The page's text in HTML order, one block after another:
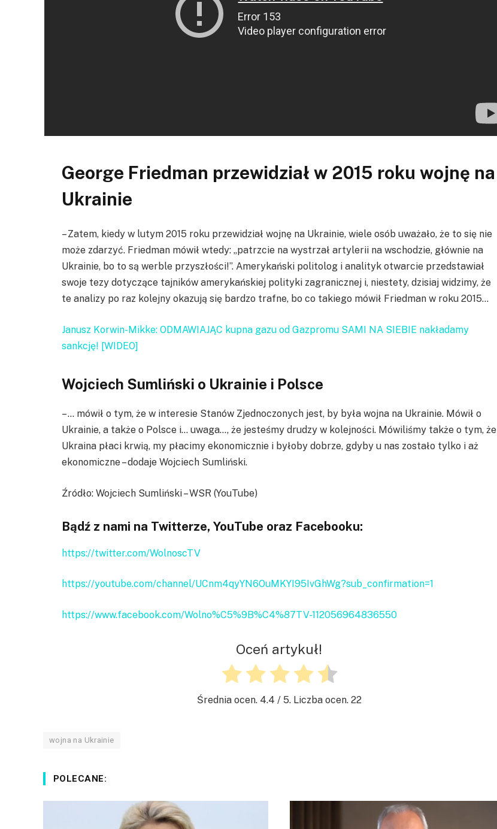
George Friedman przewidział w 2015 roku wojnę na
Ukrainie
– Zatem, kiedy w lutym 2015 roku przewidział wojnę na Ukrainie, wiele osób uważało, że to się nie
może zdarzyć. Friedman mówił wtedy: „patrzcie na wystrzał artylerii na wschodzie, głównie na
Ukrainie, bo to są werble przyszłości!”. Amerykański politolog i analityk otwarcie przedstawiał
swoje tezy dotyczące tajników amerykańskiej polityki zagranicznej i, niestety, dzisiaj widzimy, że
te analizy po raz kolejny okazują się bardzo trafne, bo co takiego mówił Friedman w roku 2015…
Janusz Korwin-Mikke: ODMAWIAJĄC kupna gazu od Gazpromu SAMI NA SIEBIE nakładamy
sankcję! [WIDEO]
Wojciech Sumliński o Ukrainie i Polsce
– … mówił o tym, że w interesie Stanów Zjednoczonych jest, by była wojna na Ukrainie. Mówił o
Ukrainie, a także o Polsce i… uwaga…, że jesteśmy drudzy w kolejności. Mówiliśmy także o tym, że
Ukraina płaci krwią, my płacimy ekonomicznie i byłoby dobrze, gdyby u nas zostało tylko i aż
ekonomiczne – dodaje Wojciech Sumliński.
Źródło: Wojciech Sumliński – WSR (YouTube)
Bądź z nami na Twitterze, YouTube oraz Facebooku:
https://twitter.com/WolnoscTV
https://youtube.com/channel/UCnm4qyYN6OuMKYI95IvGhWg?sub_confirmation=1
https://www.facebook.com/Wolno%C5%9B%C4%87TV-112056964836550
Oceń artykuł!
Średnia ocen. 4.4 / 5. Liczba ocen. 22
wojna na Ukrainie
POLECANE: